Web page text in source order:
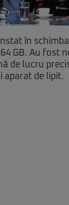
în
GB. Au fost
de lucru
aparat de lipit.